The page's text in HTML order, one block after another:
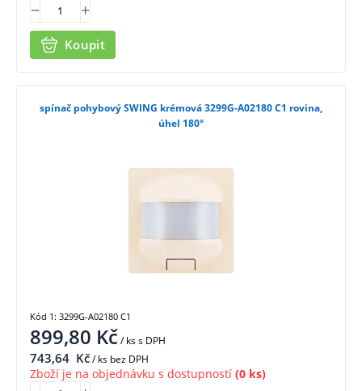
Koupit
spínač pohybový SWING krémová 3299G-A02180 C1 rovina,
úhel 180°
899,80 Kč/ kss DPH
743,64 Kč/ ks bez DPH
Zboží je na objednávku s dostupností (0 ks)
Kód 1: 3299G-A02180 C1